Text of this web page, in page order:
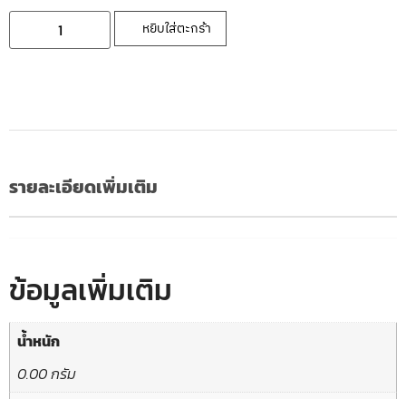
หยิบใส่ตะกร้า
รายละเอียดเพิ่มเติม
ข้อมูลเพิ่มเติม
น้ำหนัก
0.00 กรัม